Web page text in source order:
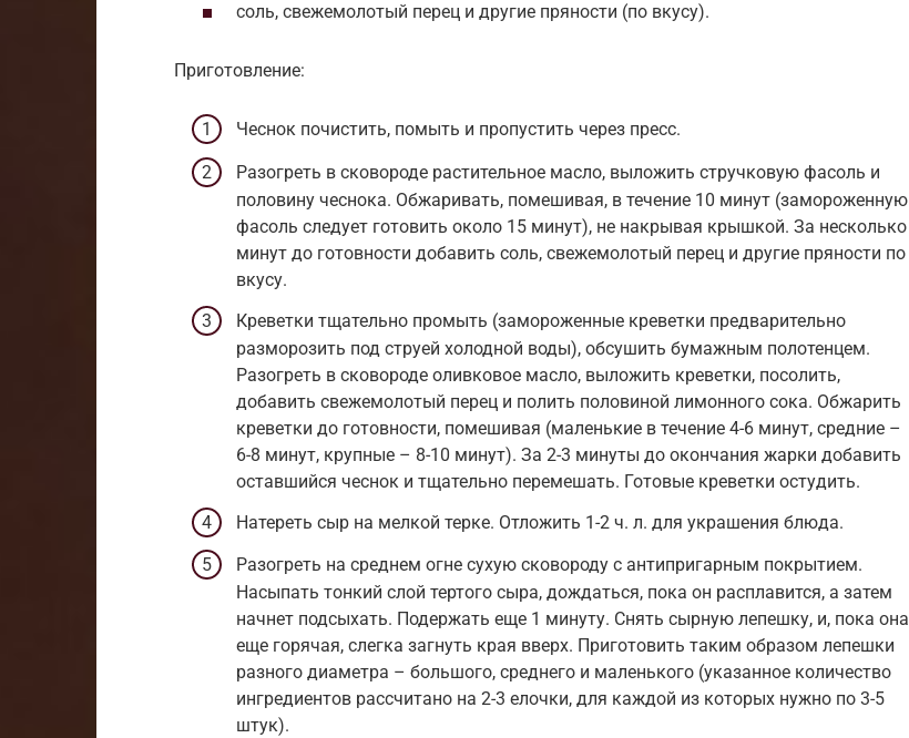
соль, свежемолотый перец и другие пряности (по вкусу).
Приготовление:
Чеснок почистить, помыть и пропустить через пресс.
Разогреть в сковороде растительное масло, выложить стручковую фасоль и
половину чеснока. Обжаривать, помешивая, в течение 10 минут (замороженную
фасоль следует готовить около 15 минут), не накрывая крышкой. За несколько
минут до готовности добавить соль, свежемолотый перец и другие пряности по
вкусу.
Креветки тщательно промыть (замороженные креветки предварительно
разморозить под струей холодной воды), обсушить бумажным полотенцем.
Разогреть в сковороде оливковое масло, выложить креветки, посолить,
добавить свежемолотый перец и полить половиной лимонного сока. Обжарить
креветки до готовности, помешивая (маленькие в течение 4-6 минут, средние –
6-8 минут, крупные – 8-10 минут). За 2-3 минуты до окончания жарки добавить
оставшийся чеснок и тщательно перемешать. Готовые креветки остудить.
Натереть сыр на мелкой терке. Отложить 1-2 ч. л. для украшения блюда.
Разогреть на среднем огне сухую сковороду с антипригарным покрытием.
Насыпать тонкий слой тертого сыра, дождаться, пока он расплавится, а затем
начнет подсыхать. Подержать еще 1 минуту. Снять сырную лепешку, и, пока она
еще горячая, слегка загнуть края вверх. Приготовить таким образом лепешки
разного диаметра – большого, среднего и маленького (указанное количество
ингредиентов рассчитано на 2-3 елочки, для каждой из которых нужно по 3-5
штук).